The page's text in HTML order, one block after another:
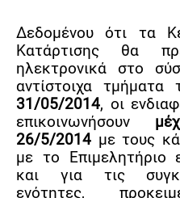
Δεδομένου ότι τα
Κατάρτισης θα
ηλεκτρονικά στο
αντίστοιχα
31/05/2014, οι
επικοινωνήσουν
26/5/2014 με τους
με το Επιμελητήριο
και για τις
ενότητες,